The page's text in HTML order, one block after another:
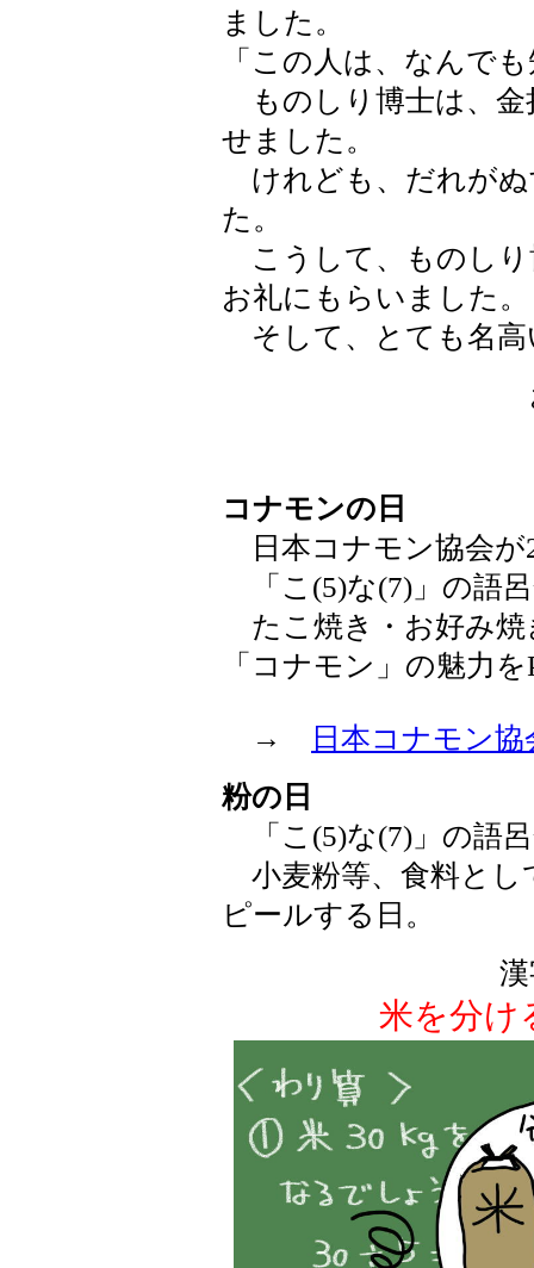
ました。
「この人は、なんで
ものしり博士は、金
せました。
けれども、だれが
た。
こうして、ものしり
お礼にもらいました。
そして、とても名高
コナモンの日
日本コナモン協会が
「こ(5)な(7)」の語
たこ焼き・お好み焼
「コナモン」の魅力
→
日本コナモン協
粉の日
「こ(5)な(7)」の語
小麦粉等、食料とし
ピールする日。
米を分け